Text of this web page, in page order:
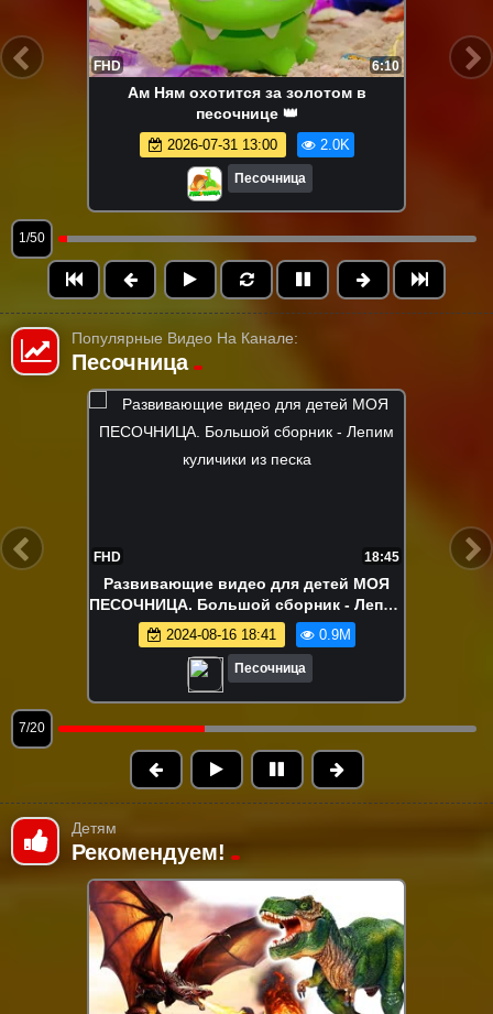
FHD 6:10
Ам Ням охотится за золотом в
песочнице 👑
2026-07-31 13:00 2.0K
Песочница
1/50
Популярные Видео На Канале:
Песочница
FHD 22:15
Ам Ням в поиске вкусняшек!
Развивающие видео про игрушки
2024-08-12 18:04 840.0K
Песочница
9/20
Детям
Рекомендуем!